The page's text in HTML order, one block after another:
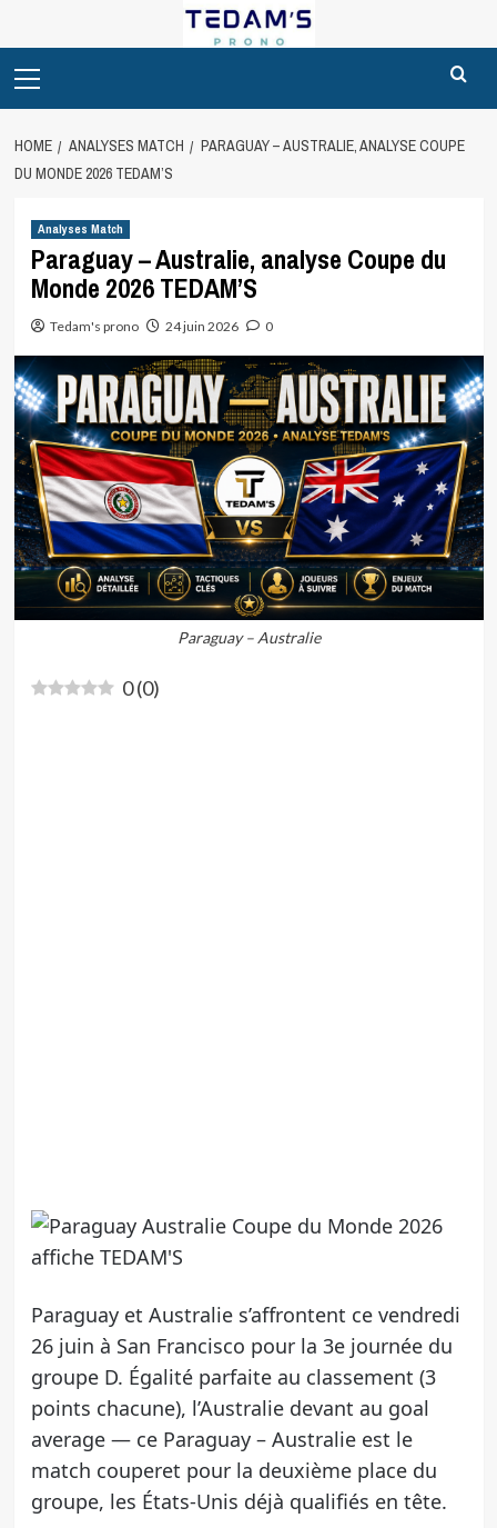
Menu
HOME ANALYSES MATCH
PARAGUAY – AUSTRALIE, ANALYSE COUPE
DU MONDE 2026 TEDAM’S
Analyses Match
Paraguay – Australie, analyse Coupe du
Monde 2026 TEDAM’S
Tedam's prono 24 juin 2026 0
Paraguay – Australie
0(0)
Paraguay et Australie s’affrontent ce vendredi
26 juin à San Francisco pour la 3e journée du
groupe D. Égalité parfaite au classement (3
points chacune), l’Australie devant au goal
average — ce Paraguay – Australie est le
match couperet pour la deuxième place du
groupe, les États-Unis déjà qualifiés en tête.